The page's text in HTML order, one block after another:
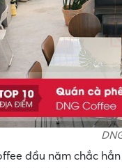
đầu năm chắc